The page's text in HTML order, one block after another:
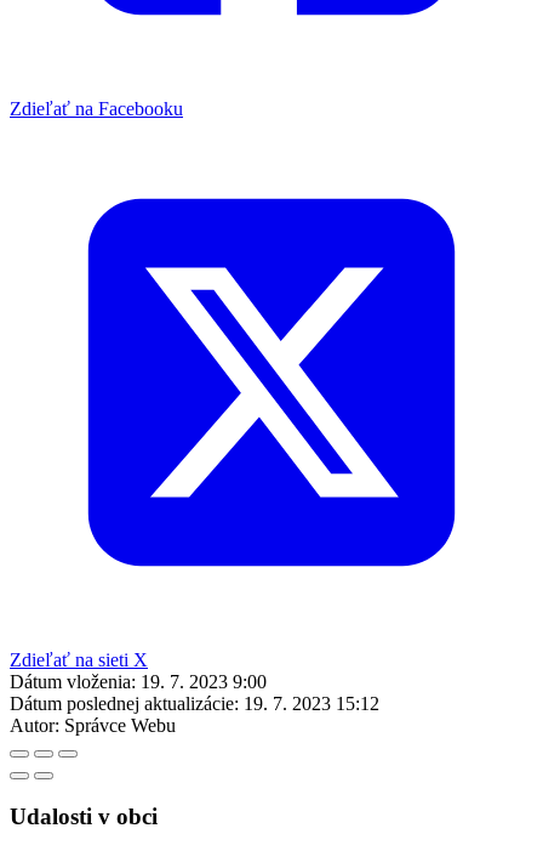
Zdieľať na Facebooku
Zdieľať na sieti X
Dátum vloženia: 19. 7. 2023 9:00
Dátum poslednej aktualizácie: 19. 7. 2023 15:12
Autor: Správce Webu
Udalosti v obci